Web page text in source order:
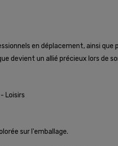
en déplacement, ainsi
devient un allié précieux lors de
Loisirs
sur l'emballage.